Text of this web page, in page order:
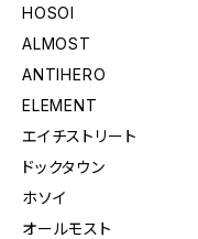
HOSOI
ALMOST
ANTIHERO
ELEMENT
エイチストリート
ドックタウン
ホソイ
オールモスト